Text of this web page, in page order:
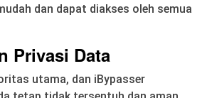
dan dapat diakses oleh semua
Privasi Data
utama, dan iBypasser